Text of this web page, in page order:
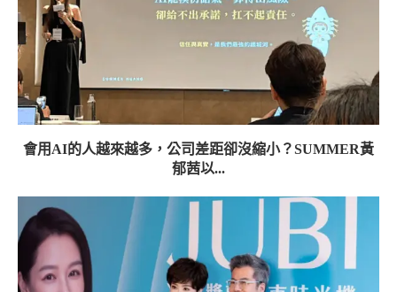
會用AI的人越來越多，公司差距卻沒縮小？SUMMER黃
郁茜以...